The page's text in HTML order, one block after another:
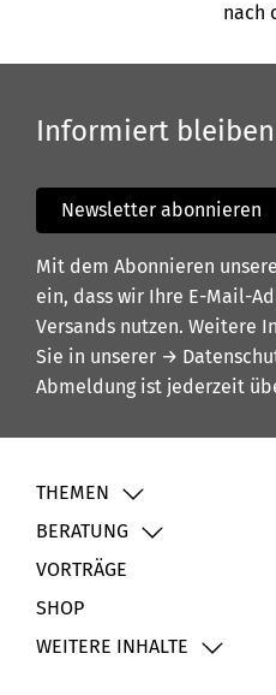
nach
Informiert bleiben
Newsletter abonnieren
Mit dem Abonnieren
ein, dass wir Ihre E-Mail-
Versands nutzen. Weitere
Sie in unserer →
Abmeldung ist jederzeit
THEMEN
BERATUNG
VORTRÄGE
SHOP
WEITERE INHALTE